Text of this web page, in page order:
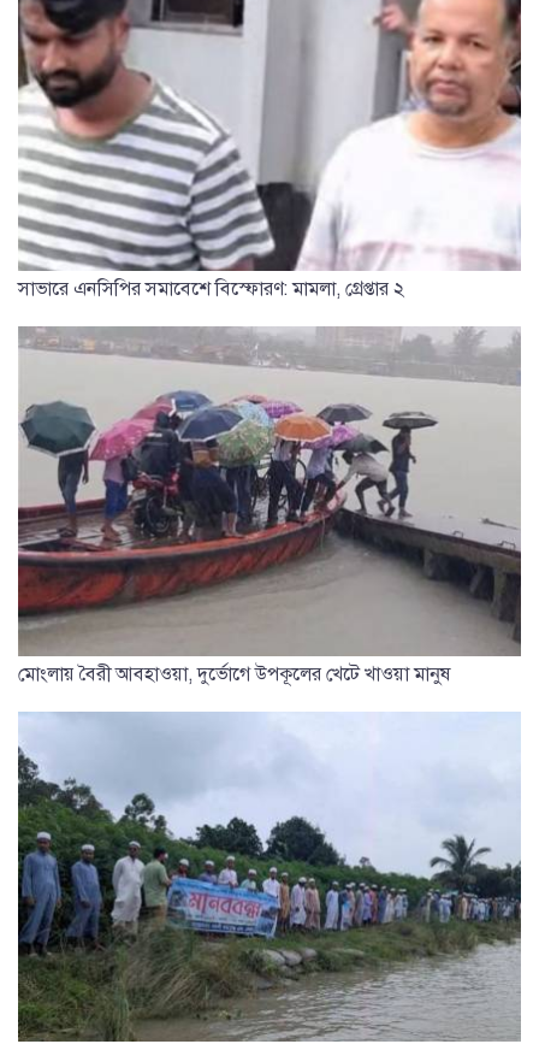
সাভারে এনসিপির সমাবেশে বিস্ফোরণ: মামলা, গ্রেপ্তার ২
মোংলায় বৈরী আবহাওয়া, দুর্ভোগে উপকূলের খেটে খাওয়া মানুষ